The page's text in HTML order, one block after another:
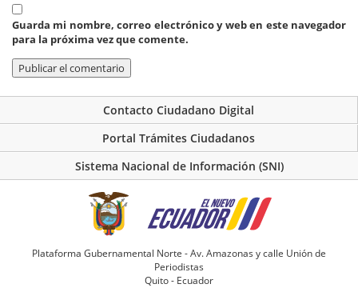
Guarda mi nombre, correo electrónico y web en este navegador
para la próxima vez que comente.
Contacto Ciudadano Digital
Portal Trámites Ciudadanos
Sistema Nacional de Información (SNI)
Plataforma Gubernamental Norte - Av. Amazonas y calle Unión de
Periodistas
Quito - Ecuador